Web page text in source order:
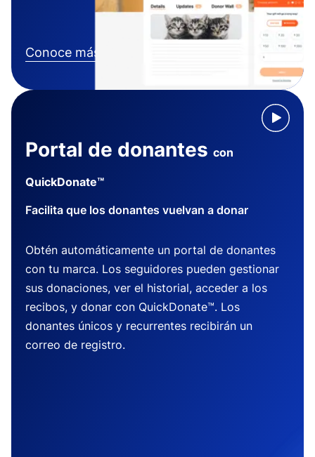
Conoce más
Portal de donantes con
QuickDonate™
Facilita que los donantes vuelvan a donar
Obtén automáticamente un portal de donantes
con tu marca. Los seguidores pueden gestionar
sus donaciones, ver el historial, acceder a los
recibos, y donar con QuickDonate™. Los
donantes únicos y recurrentes recibirán un
correo de registro.